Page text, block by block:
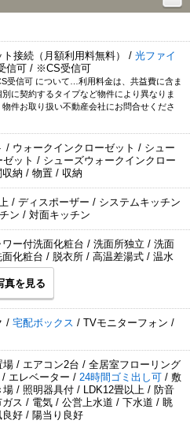
ト接続（月額利用料無料） / 光ファイ
信可 / ※CS受信可
受信可 について…利用料金は、共益費に含ま
に契約するタイプなど物件により異なりま
件お取り扱い不動産会社にお問合せくださ
/ ウォークインクローゼット / シュー
ゼット / シューズウォークインクロー
納 / 物置 / 収納
/ ディスポーザー / システムキッチン
ン / 対面キッチン
ー付洗面化粧台 / 洗面所独立 / 洗面
化粧台 / 脱衣所 / 高温差湯式 / 温水
真を見る
/ 宅配ボックス / TVモニターフォン /
場 / エアコン2台 / 全居室フローリング
エレベーター / 24時間ゴミ出し可 / 敷
場 / 照明器具付 / LDK12畳以上 / 防音
ス / 電気 / 公営上水道 / 下水道 / 眺
好 / 陽当り良好